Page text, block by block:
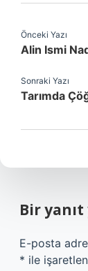
Önceki Yazı
Alin Ismi
Sonraki Yazı
Tarımda
Bir yanıt
E-posta
* ile